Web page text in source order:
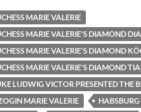
MARIE VALERIE
MARIE VALERIE'S DIAMOND
MARIE VALERIE'S DIAMOND
MARIE VALERIE'S DIAMOND
LUDWIG VICTOR PRESENTED THE
MARIE VALERIE
HABSBURG